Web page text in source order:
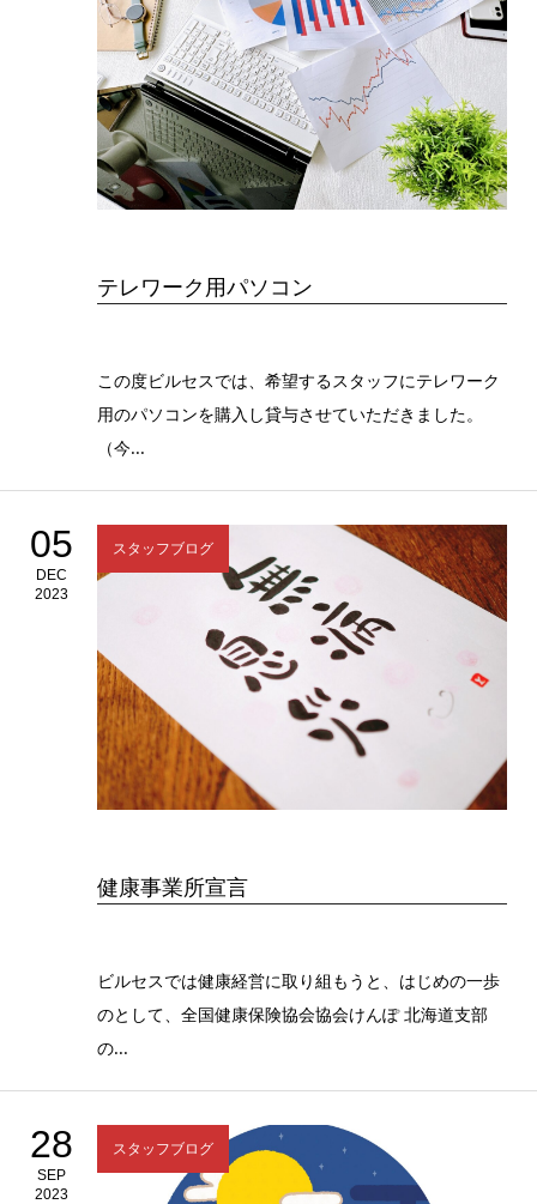
テレワーク用パソコン
この度ビルセスでは、希望するスタッフにテレワーク
用のパソコンを購入し貸与させていただきました。
（今...
05
DEC
2023
スタッフブログ
健康事業所宣言
ビルセスでは健康経営に取り組もうと、はじめの一歩
のとして、全国健康保険協会協会けんぽ 北海道支部
の...
28
SEP
2023
スタッフブログ